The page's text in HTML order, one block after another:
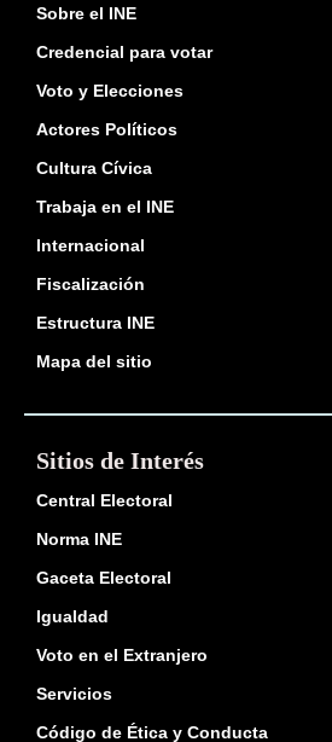
Sobre el INE
Credencial para votar
Voto y Elecciones
Actores Políticos
Cultura Cívica
Trabaja en el INE
Internacional
Fiscalización
Estructura INE
Mapa del sitio
Sitios de Interés
Central Electoral
Norma INE
Gaceta Electoral
Igualdad
Voto en el Extranjero
Servicios
Código de Ética y Conducta